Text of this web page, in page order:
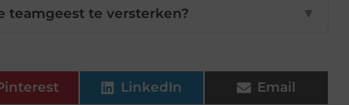
teamgeest te versterken? ▼
LinkedIn Email